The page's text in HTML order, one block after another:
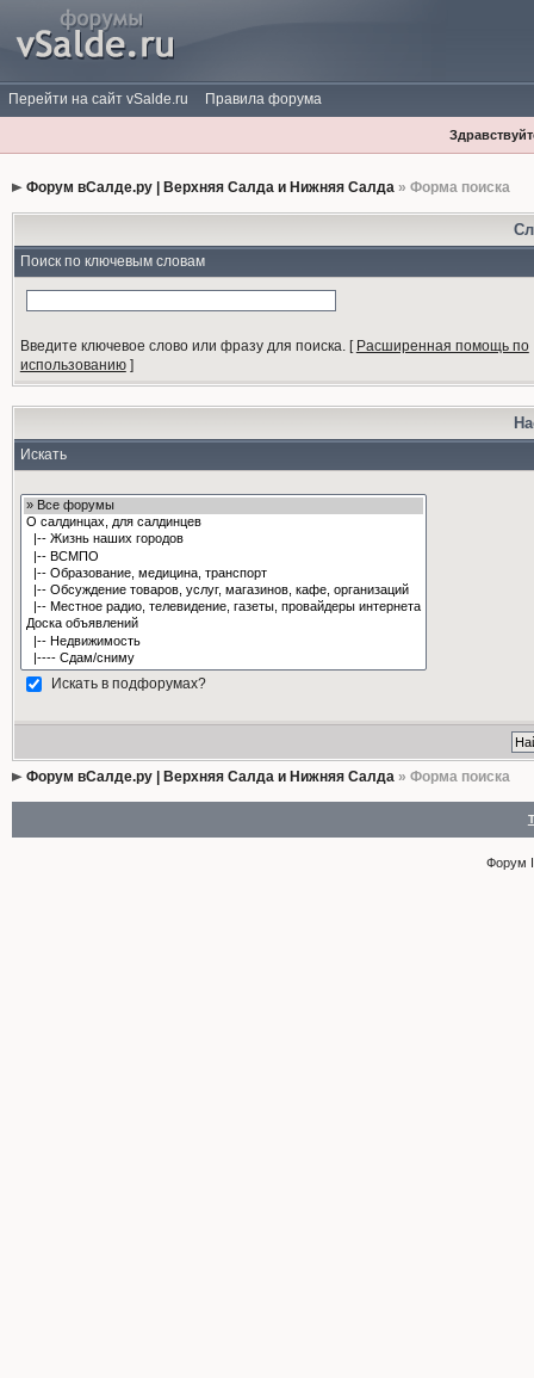
Перейти на сайт vSalde.ru Правила форума
Форум вСалде.ру | Верхняя Салда и Нижняя Салда» Форма поиска
Поиск по ключевым словам
Введите ключевое слово или фразу для поиска.[ Расширенная помощь по
использованию]
Искать
Искать в подфорумах?
Форум вСалде.ру | Верхняя Салда и Нижняя Салда» Форма поиска
Форум